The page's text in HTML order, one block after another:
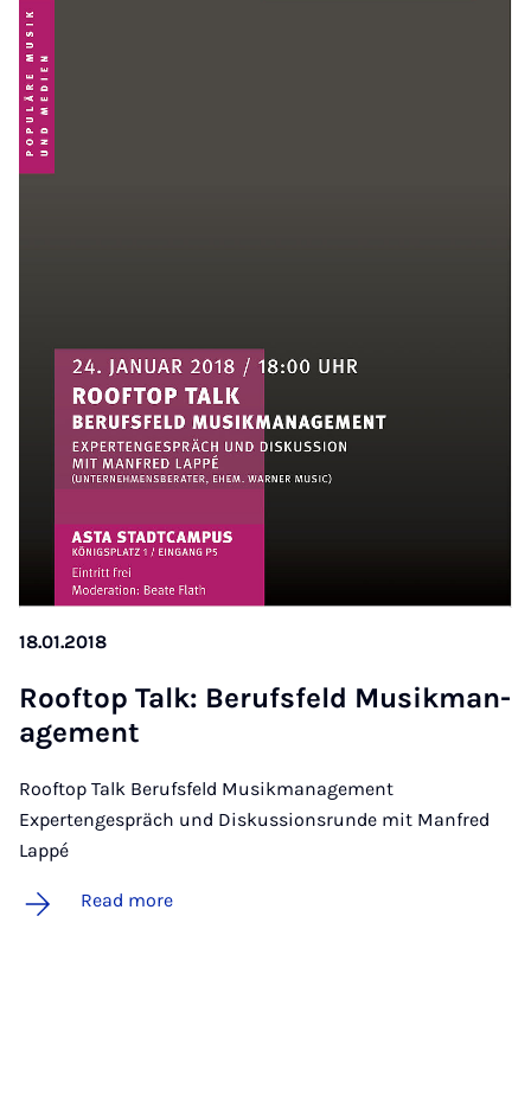
18.01.2018
Rooftop Talk: Beruf­s­feld Mu­sikman­
age­ment
Rooftop Talk Berufsfeld Musikmanagement
Expertengespräch und Diskussionsrunde mit Manfred
Lappé
Read more